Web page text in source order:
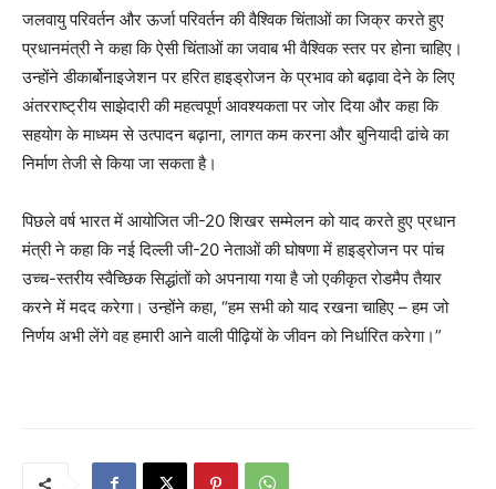
जलवायु परिवर्तन और ऊर्जा परिवर्तन की वैश्विक चिंताओं का जिक्र करते हुए
प्रधानमंत्री ने कहा कि ऐसी चिंताओं का जवाब भी वैश्विक स्तर पर होना चाहिए।
उन्होंने डीकार्बोनाइजेशन पर हरित हाइड्रोजन के प्रभाव को बढ़ावा देने के लिए
अंतरराष्ट्रीय साझेदारी की महत्वपूर्ण आवश्यकता पर जोर दिया और कहा कि
सहयोग के माध्यम से उत्पादन बढ़ाना, लागत कम करना और बुनियादी ढांचे का
निर्माण तेजी से किया जा सकता है।
पिछले वर्ष भारत में आयोजित जी-20 शिखर सम्मेलन को याद करते हुए प्रधान
मंत्री ने कहा कि नई दिल्ली जी-20 नेताओं की घोषणा में हाइड्रोजन पर पांच
उच्च-स्तरीय स्वैच्छिक सिद्धांतों को अपनाया गया है जो एकीकृत रोडमैप तैयार
करने में मदद करेगा। उन्होंने कहा, “हम सभी को याद रखना चाहिए – हम जो
निर्णय अभी लेंगे वह हमारी आने वाली पीढ़ियों के जीवन को निर्धारित करेगा।”